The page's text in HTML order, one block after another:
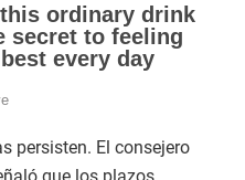
persisten. El consejero